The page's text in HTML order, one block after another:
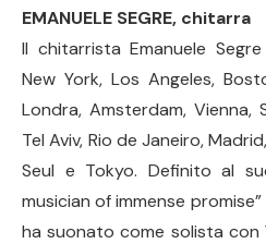
EMANUELE SEGRE, chitarra
Il chitarrista Emanuele
New York, Los Angeles,
Londra, Amsterdam, Vienna,
Tel Aviv, Rio de Janeiro,
Seul e Tokyo. Definito al
musician of immense
ha suonato come solista con